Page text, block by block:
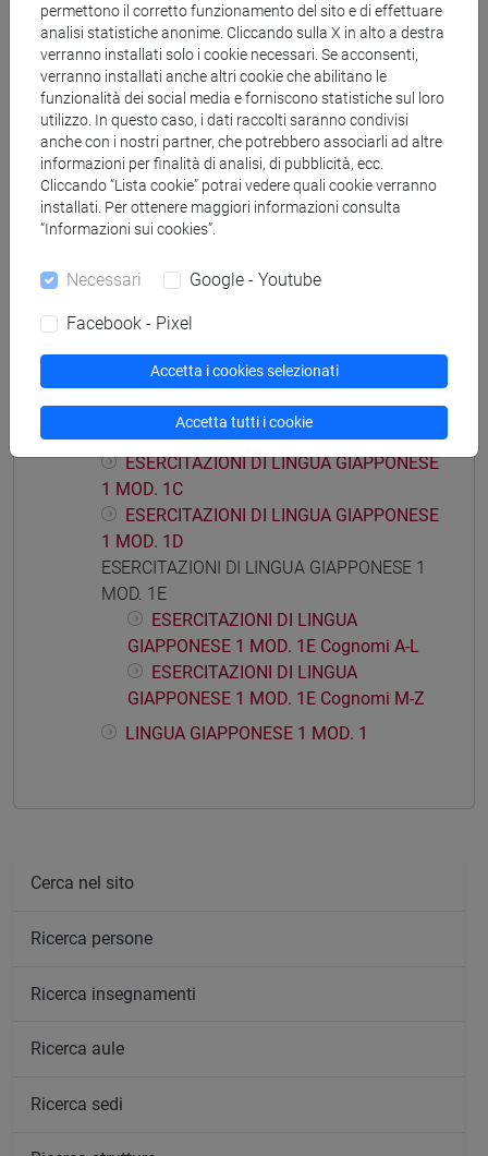
Mutua da
ESERCITAZIONI DI LINGUA GIAPPONESE 1
MOD. 1A [LM004N]
Struttura generale dell'insegnamento
LINGUA GIAPPONESE 1 MOD. 1
ESERCITAZIONI DI LINGUA
GIAPPONESE 1 MOD. 1A
ESERCITAZIONI DI LINGUA GIAPPONESE
1 MOD. 1B
ESERCITAZIONI DI LINGUA GIAPPONESE
1 MOD. 1C
ESERCITAZIONI DI LINGUA GIAPPONESE
1 MOD. 1D
ESERCITAZIONI DI LINGUA GIAPPONESE 1
MOD. 1E
ESERCITAZIONI DI LINGUA
GIAPPONESE 1 MOD. 1E Cognomi A-L
ESERCITAZIONI DI LINGUA
GIAPPONESE 1 MOD. 1E Cognomi M-Z
LINGUA GIAPPONESE 1 MOD. 1
Cerca nel sito
Ricerca persone
Ricerca insegnamenti
Ricerca aule
Ricerca sedi
permettono il corretto funzionamento del sito e di effettuare
analisi statistiche anonime. Cliccando sulla X in alto a destra
verranno installati solo i cookie necessari. Se acconsenti,
verranno installati anche altri cookie che abilitano le
funzionalità dei social media e forniscono statistiche sul loro
utilizzo. In questo caso, i dati raccolti saranno condivisi
anche con i nostri partner, che potrebbero associarli ad altre
informazioni per finalità di analisi, di pubblicità, ecc.
Cliccando “Lista cookie” potrai vedere quali cookie verranno
installati. Per ottenere maggiori informazioni consulta
“Informazioni sui cookies”.
Necessari Google - Youtube
Facebook - Pixel
Accetta i cookies selezionati
Accetta tutti i cookie